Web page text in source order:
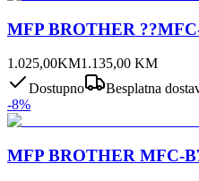
MFP BROTHER
1.025,00KM1.135,00 KM
Dostupno
Besplatna
-8%
MFP BROTHER MFC-